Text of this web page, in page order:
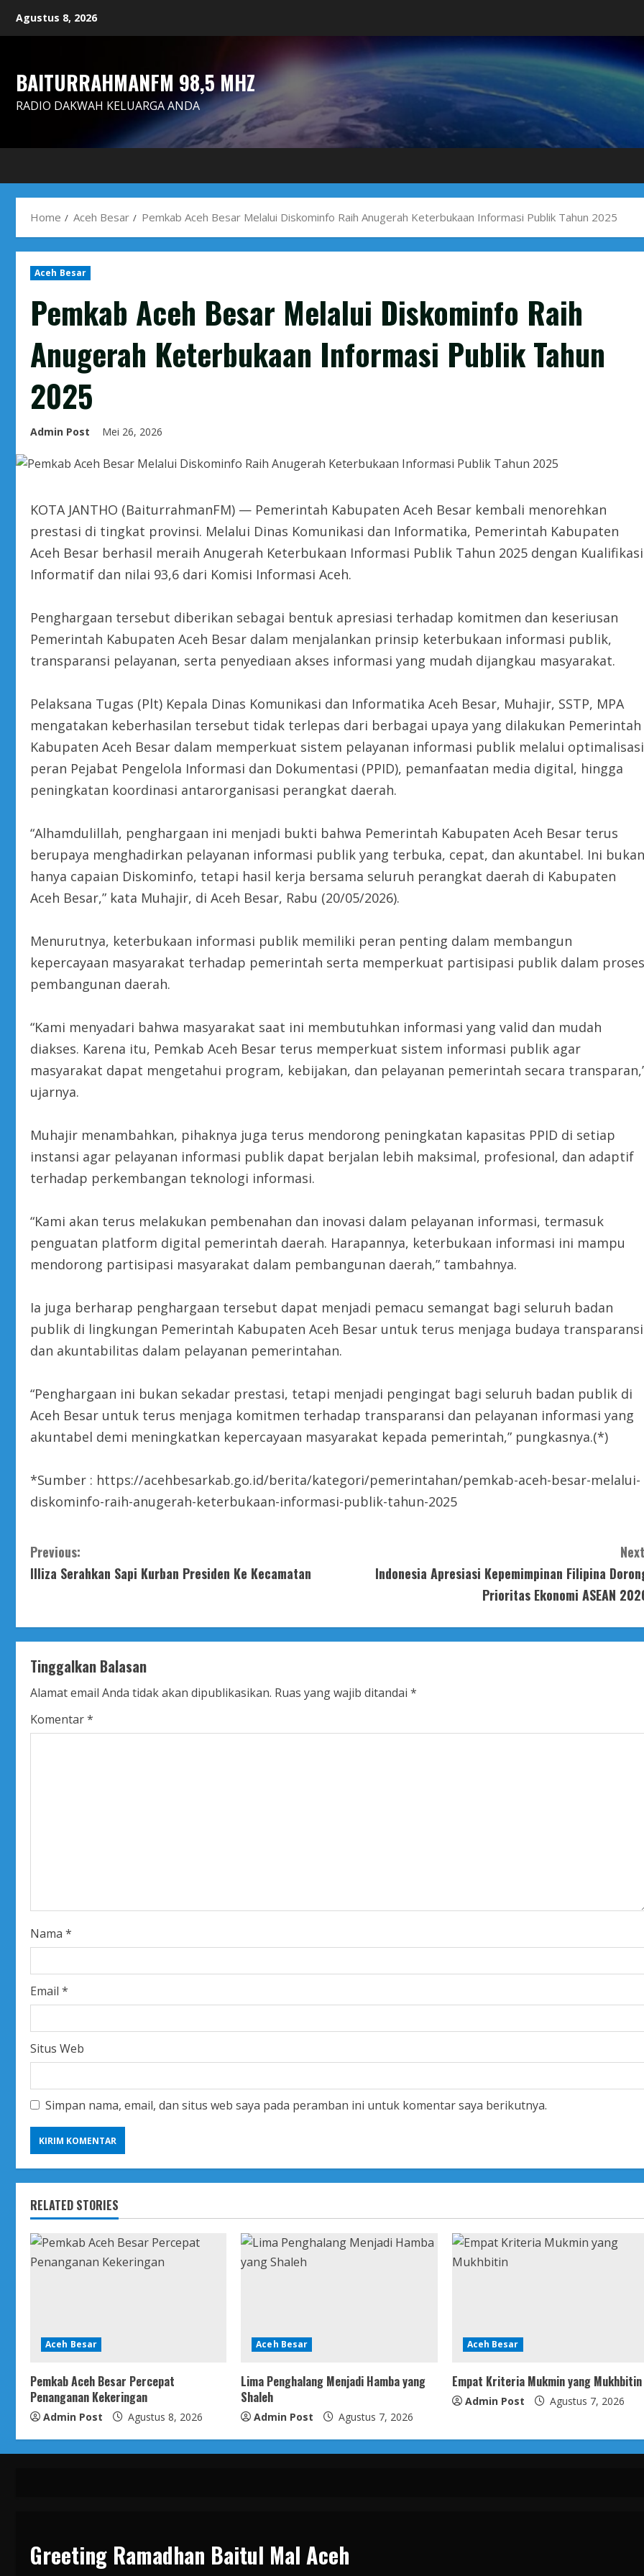
Agustus 8, 2026
BAITURRAHMANFM 98,5 MHZ
RADIO DAKWAH KELUARGA ANDA
Home Aceh Besar Pemkab Aceh Besar Melalui Diskominfo Raih Anugerah Keterbukaan Informasi Publik Tahun 2025
Aceh Besar
Pemkab Aceh Besar Melalui Diskominfo Raih
Anugerah Keterbukaan Informasi Publik Tahun
2025
Admin Post Mei 26, 2026
KOTA JANTHO (BaiturrahmanFM) — Pemerintah Kabupaten Aceh Besar kembali menorehkan
prestasi di tingkat provinsi. Melalui Dinas Komunikasi dan Informatika, Pemerintah Kabupaten
Aceh Besar berhasil meraih Anugerah Keterbukaan Informasi Publik Tahun 2025 dengan Kualifikasi
Informatif dan nilai 93,6 dari Komisi Informasi Aceh.
Penghargaan tersebut diberikan sebagai bentuk apresiasi terhadap komitmen dan keseriusan
Pemerintah Kabupaten Aceh Besar dalam menjalankan prinsip keterbukaan informasi publik,
transparansi pelayanan, serta penyediaan akses informasi yang mudah dijangkau masyarakat.
Pelaksana Tugas (Plt) Kepala Dinas Komunikasi dan Informatika Aceh Besar, Muhajir, SSTP, MPA
mengatakan keberhasilan tersebut tidak terlepas dari berbagai upaya yang dilakukan Pemerintah
Kabupaten Aceh Besar dalam memperkuat sistem pelayanan informasi publik melalui optimalisasi
peran Pejabat Pengelola Informasi dan Dokumentasi (PPID), pemanfaatan media digital, hingga
peningkatan koordinasi antarorganisasi perangkat daerah.
“Alhamdulillah, penghargaan ini menjadi bukti bahwa Pemerintah Kabupaten Aceh Besar terus
berupaya menghadirkan pelayanan informasi publik yang terbuka, cepat, dan akuntabel. Ini bukan
hanya capaian Diskominfo, tetapi hasil kerja bersama seluruh perangkat daerah di Kabupaten
Aceh Besar,” kata Muhajir, di Aceh Besar, Rabu (20/05/2026).
Menurutnya, keterbukaan informasi publik memiliki peran penting dalam membangun
kepercayaan masyarakat terhadap pemerintah serta memperkuat partisipasi publik dalam proses
pembangunan daerah.
“Kami menyadari bahwa masyarakat saat ini membutuhkan informasi yang valid dan mudah
diakses. Karena itu, Pemkab Aceh Besar terus memperkuat sistem informasi publik agar
masyarakat dapat mengetahui program, kebijakan, dan pelayanan pemerintah secara
ujarnya.
Muhajir menambahkan, pihaknya juga terus mendorong peningkatan kapasitas PPID di setiap
instansi agar pelayanan informasi publik dapat berjalan lebih maksimal, profesional, dan adaptif
terhadap perkembangan teknologi informasi.
“Kami akan terus melakukan pembenahan dan inovasi dalam pelayanan informasi, termasuk
penguatan platform digital pemerintah daerah. Harapannya, keterbukaan informasi ini mampu
mendorong partisipasi masyarakat dalam pembangunan daerah,” tambahnya.
Ia juga berharap penghargaan tersebut dapat menjadi pemacu semangat bagi seluruh badan
publik di lingkungan Pemerintah Kabupaten Aceh Besar untuk terus menjaga budaya transparansi
dan akuntabilitas dalam pelayanan pemerintahan.
“Penghargaan ini bukan sekadar prestasi, tetapi menjadi pengingat bagi seluruh badan publik di
Aceh Besar untuk terus menjaga komitmen terhadap transparansi dan pelayanan informasi yang
akuntabel demi meningkatkan kepercayaan masyarakat kepada pemerintah,” pungkasnya.(*)
*Sumber : https://acehbesarkab.go.id/berita/kategori/pemerintahan/pemkab-aceh-besar-melalui-
diskominfo-raih-anugerah-keterbukaan-informasi-publik-tahun-2025
C
o
t
i
n
u
i
n
g
Previous:
Illiza Serahkan Sapi Kurban Presiden Ke Kecamatan
Indonesia Apresiasi Kepemimpinan Filipina
Prioritas Ekonomi ASEAN
Tinggalkan Balasan
Alamat email Anda tidak akan dipublikasikan. Ruas yang wajib ditandai *
Komentar*
Nama *
Email *
Situs Web
Simpan nama, email, dan situs web saya pada peramban ini untuk komentar saya berikutnya.
RELATED STORIES
Aceh Besar
Pemkab Aceh Besar Percepat
Penanganan Kekeringan
Admin Post Agustus 8, 2026
Aceh Besar
Lima Penghalang Menjadi Hamba yang
Shaleh
Admin Post Agustus 7, 2026
Aceh Besar
Empat Kriteria Mukmin yang Mukhbitin
Admin Post Agustus 7, 2026
Greeting Ramadhan Baitul Mal Aceh